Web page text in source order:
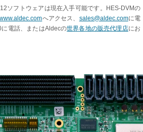
ソフトウェアは現在入手可能です。HES-DVMの
へアクセス、 sales@aldec.comに電
電話、またはAldecの世界各地の販売代理店にお